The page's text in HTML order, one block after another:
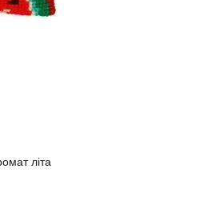
літа